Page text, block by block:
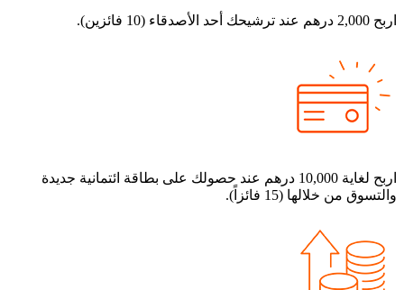
ترشيحك أحد الأصدقاء (10 فائزين).
اربح لغاية 10,000 درهم عند حصولك على بطاقة ائتمانية جديدة
من خلالها (15 فائزاً).